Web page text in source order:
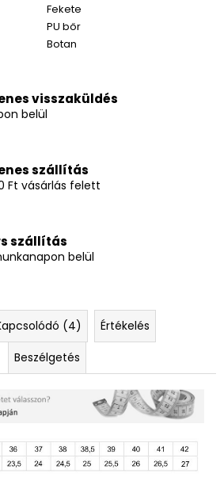
Fekete
PU bőr
Botan
visszaküldés
belül
szállítás
Ft vásárlás felett
szállítás
belül
(4)
Értékelés
Beszélgetés